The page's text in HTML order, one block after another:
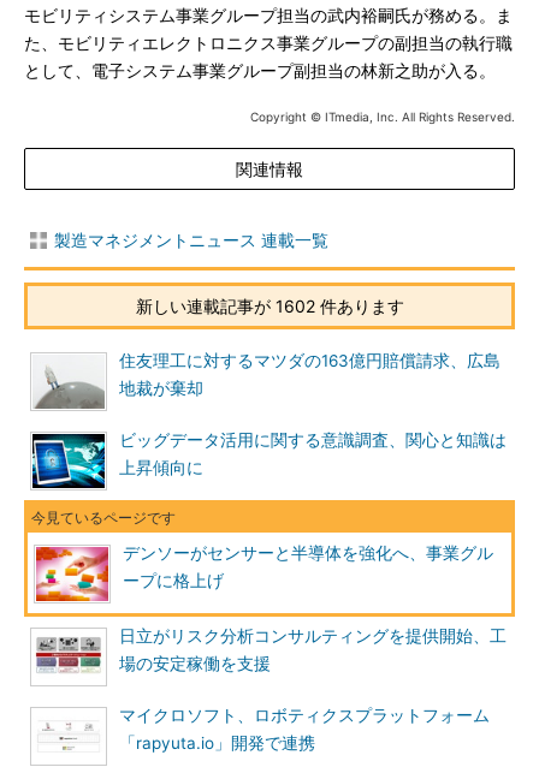
モビリティシステム事業グループ担当の武内裕嗣氏が務める。ま
た、モビリティエレクトロニクス事業グループの副担当の執行職
として、電子システム事業グループ副担当の林新之助が入る。
Copyright © ITmedia, Inc. All Rights Reserved.
関連情報
製造マネジメントニュース 連載一覧
新しい連載記事が 1602 件あります
住友理工に対するマツダの163億円賠償請求、広島
地裁が棄却
ビッグデータ活用に関する意識調査、関心と知識は
上昇傾向に
デンソーがセンサーと半導体を強化へ、事業グル
ープに格上げ
日立がリスク分析コンサルティングを提供開始、工
場の安定稼働を支援
マイクロソフト、ロボティクスプラットフォーム
「rapyuta.io」開発で連携